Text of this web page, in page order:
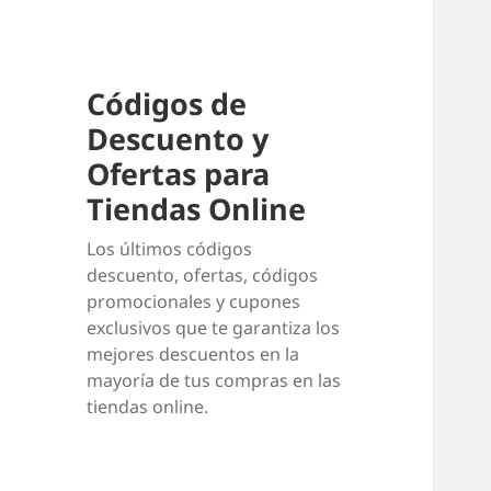
Códigos de
Descuento y
Ofertas para
Tiendas Online
Los últimos códigos
descuento, ofertas, códigos
promocionales y cupones
exclusivos que te garantiza los
mejores descuentos en la
mayoría de tus compras en las
tiendas online.